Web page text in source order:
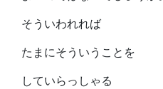
そういわれれば
たまにそういうことを
していらっしゃる